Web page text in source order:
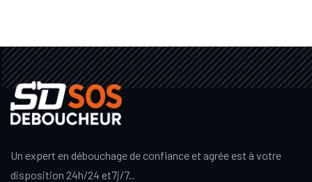
Un expert en débouchage de confiance et agrée est à votre
disposition 24h/24 et7j/7..